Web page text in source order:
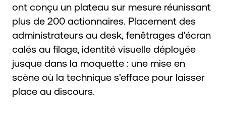
ont conçu un plateau sur mesure réunissant
plus de 200 actionnaires. Placement des
administrateurs au desk, fenêtrages d'écran
calés au filage, identité visuelle déployée
jusque dans la moquette : une mise en
scène où la technique s'efface pour laisser
place au discours.